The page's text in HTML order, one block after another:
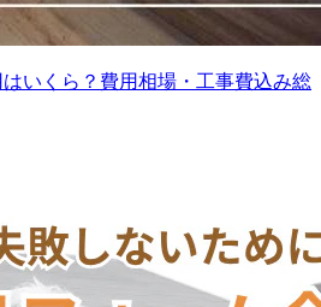
いくら？費用相場・工事費込み総